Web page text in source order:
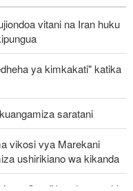
vitani na Iran huku
ya kimkakati" katika
saratani
vikosi vya Marekani
ushirikiano wa kikanda